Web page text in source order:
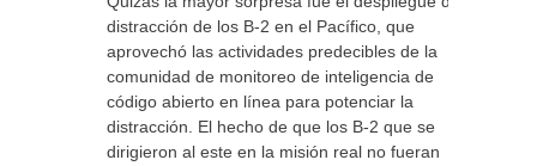
distracción de los B-2 en el Pacífico, que
aprovechó las actividades predecibles de la
comunidad de monitoreo de inteligencia de
código abierto en línea para potenciar la
distracción. El hecho de que los B-2 que se
dirigieron al este en la misión real no fueran